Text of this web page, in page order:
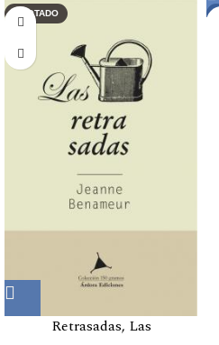
AGOTADO
Retrasadas, Las